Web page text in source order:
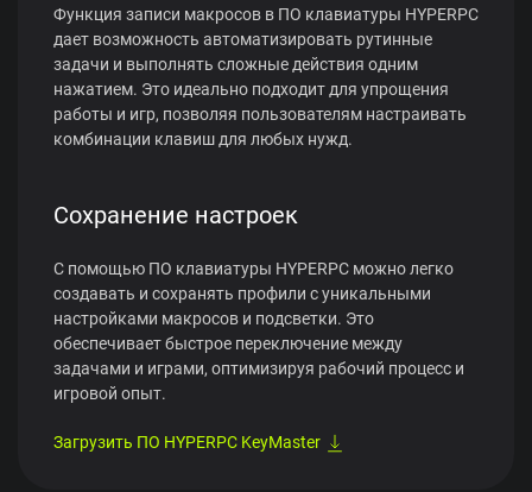
Функция записи макросов в ПО клавиатуры HYPERPC
дает возможность автоматизировать рутинные
задачи и выполнять сложные действия одним
нажатием. Это идеально подходит для упрощения
работы и игр, позволяя пользователям настраивать
комбинации клавиш для любых нужд.
Сохранение настроек
С помощью ПО клавиатуры HYPERPC можно легко
создавать и сохранять профили с уникальными
настройками макросов и подсветки. Это
обеспечивает быстрое переключение между
задачами и играми, оптимизируя рабочий процесс и
игровой опыт.
Загрузить ПО HYPERPC KeyMaster